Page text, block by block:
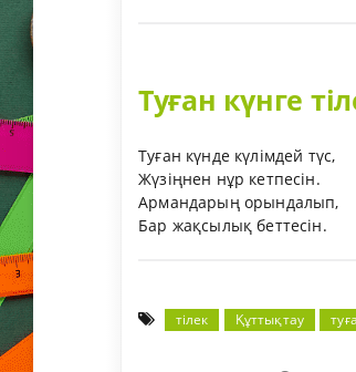
Туған күнге
Туған күнде күлімдей түс,
Жүзіңнен нұр кетпесін.
Армандарың орындалып,
Бар жақсылық беттесін.
тілек Құттықтау